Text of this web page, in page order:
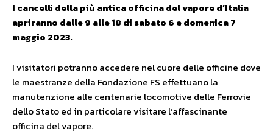
I cancelli della più antica officina del vapore d’Italia
apriranno dalle 9 alle 18 di sabato 6 e domenica 7
maggio 2023.
I visitatori potranno accedere nel cuore delle officine dove
le maestranze della Fondazione FS effettuano la
manutenzione alle centenarie locomotive delle Ferrovie
dello Stato ed in particolare visitare l’affascinante
officina del vapore.